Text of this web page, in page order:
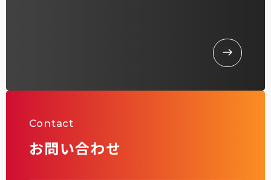
Contact
お問い合わせ